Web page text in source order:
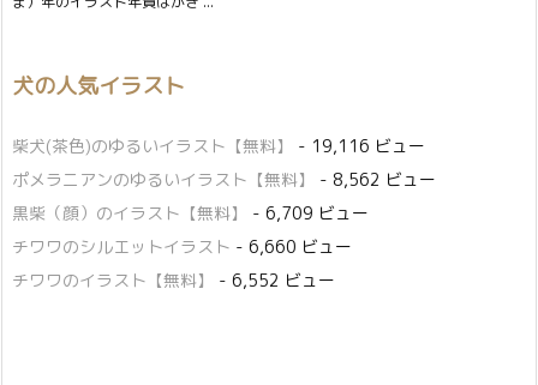
犬の人気イラスト
柴犬(茶色)のゆるいイラスト【無料】
- 19,116 ビュー
ポメラニアンのゆるいイラスト【無料】
- 8,562 ビュー
黒柴（顔）のイラスト【無料】
- 6,709 ビュー
チワワのシルエットイラスト - 6,660 ビュー
チワワのイラスト【無料】
- 6,552 ビュー